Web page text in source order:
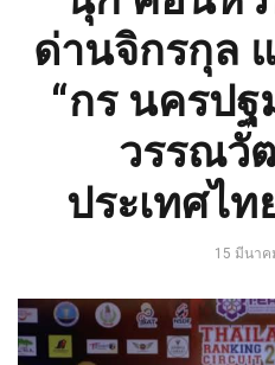
ด่านจิกรกุล
“กร นครป
วรรณวั
ประเทศไท
15 มีนาค